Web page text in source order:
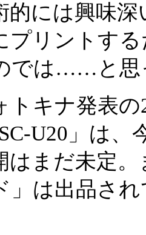
には興味深
プリントす
では……と思
キナ発表の
U20」は
はまだ未定
」は出品さ